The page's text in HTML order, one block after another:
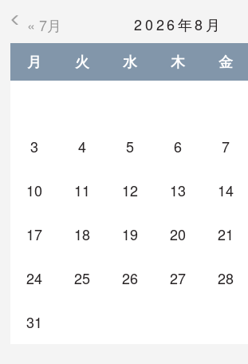
2026年8月
月
火 水 木 金
« 7月
3 4 5 6 7
10 11 12 13 14
17 18 19 20 21
24 25 26 27 28
31